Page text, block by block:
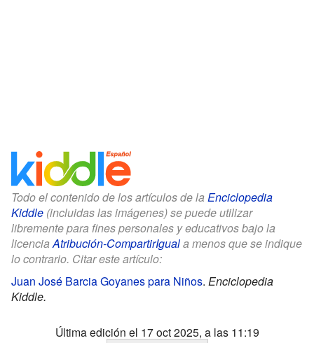
Todo el contenido de los artículos de la Enciclopedia
Kiddle (incluidas las imágenes) se puede utilizar
libremente para fines personales y educativos bajo la
licenciaAtribución-CompartirIguala menos que se indique
lo contrario. Citar este artículo:
Juan José Barcia Goyanes para Niños. Enciclopedia
Kiddle.
Última edición el 17 oct 2025, a las 11:19